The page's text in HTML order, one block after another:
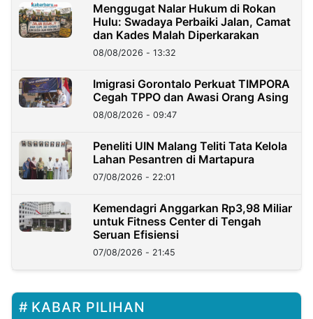
Menggugat Nalar Hukum di Rokan
Hulu: Swadaya Perbaiki Jalan, Camat
dan Kades Malah Diperkarakan
08/08/2026 - 13:32
Imigrasi Gorontalo Perkuat TIMPORA
Cegah TPPO dan Awasi Orang Asing
08/08/2026 - 09:47
Peneliti UIN Malang Teliti Tata Kelola
Lahan Pesantren di Martapura
07/08/2026 - 22:01
Kemendagri Anggarkan Rp3,98 Miliar
untuk Fitness Center di Tengah
Seruan Efisiensi
07/08/2026 - 21:45
KABAR PILIHAN